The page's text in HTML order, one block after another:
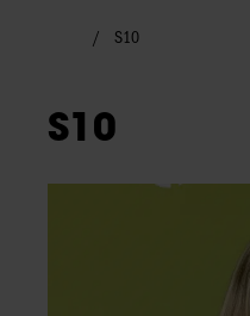
S10
S10